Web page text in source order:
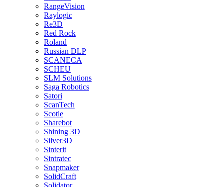
RangeVision
Raylogic
Re3D
Red Rock
Roland
Russian DLP
SCANECA
SCHEU
SLM Solutions
Saga Robotics
Satori
ScanTech
Scotle
Sharebot
Shining 3D
Silver3D
Sinterit
Sintratec
Snapmaker
SolidCraft
Solidator